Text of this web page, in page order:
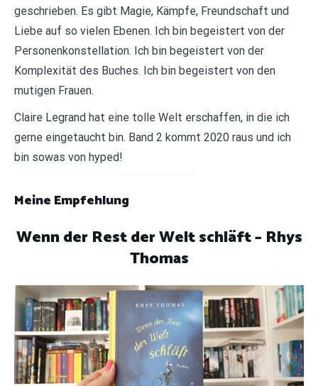
geschrieben. Es gibt Magie, Kämpfe, Freundschaft und
Liebe auf so vielen Ebenen. Ich bin begeistert von der
Personenkonstellation. Ich bin begeistert von der
Komplexität des Buches. Ich bin begeistert von den
mutigen Frauen.
Claire Legrand hat eine tolle Welt erschaffen, in die ich
gerne eingetaucht bin. Band 2 kommt 2020 raus und ich
bin sowas von hyped!
Meine Empfehlung
Wenn der Rest der Welt schläft – Rhys
Thomas